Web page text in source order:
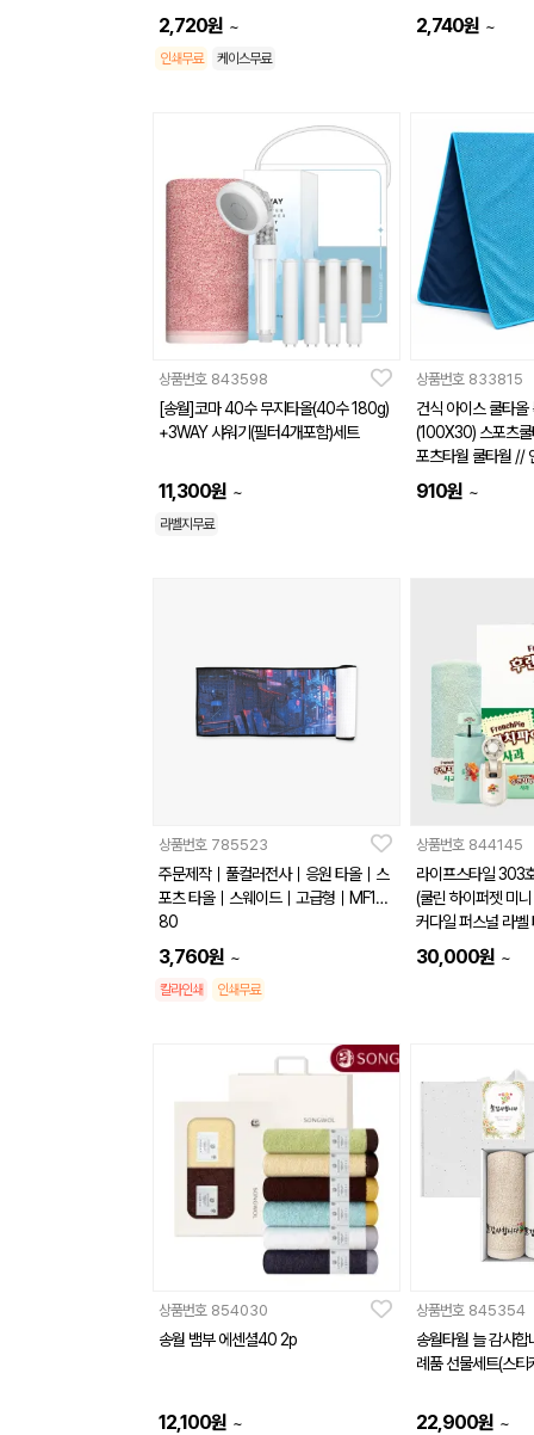
2,720원 ~
인쇄무료 케이스무료
2,740원 ~
상품번호 843598
[송월]코마 40수 무지타올(40수 180g)
+3WAY 샤워기(필터4개포함)세트
11,300원 ~
라벨지무료
상품번호 833815
건식 아이스 쿨타
(100X30) 스포츠
포츠타월 쿨타월 //
910원 ~
상품번호 785523
주문제작｜풀컬러전사｜응원 타올｜스
포츠 타올｜스웨이드｜고급형｜MF14
80
3,760원 ~
칼라인쇄 인쇄무료
상품번호 844145
라이프스타일 303
(쿨린 하이퍼젯 미
커다일 퍼스널 라
암막 양우산)
30,000원 ~
상품번호 854030
송월 뱀부 에센셜40 2p
12,100원 ~
상품번호 845354
송월타월 늘 감사
례품 선물세트(스티
22,900원 ~